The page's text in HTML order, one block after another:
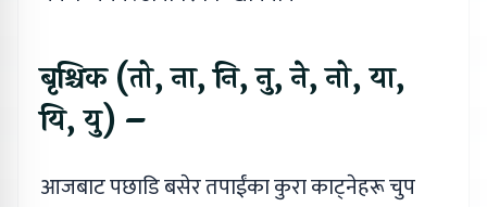
बृश्चिक (तो, ना, नि, नु, ने, नो, या,
यि, यु) –
आजबाट पछाडि बसेर तपाईंका कुरा काट्नेहरू चुप